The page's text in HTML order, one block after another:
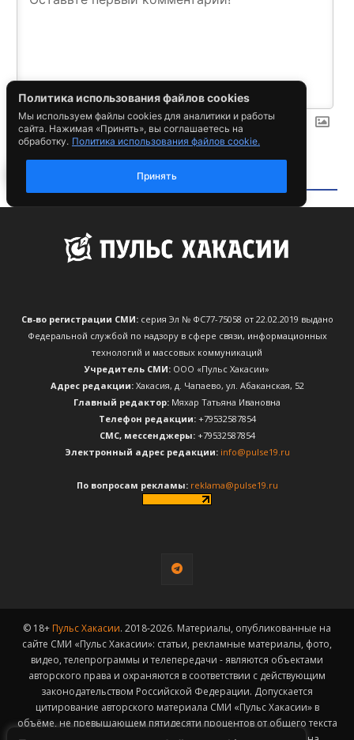
Св-во регистрации СМИ:серия Эл № ФС77-75058 от 22.02.2019 выдано
Федеральной службой по надзору в сфере связи, информационных
технологий и массовых коммуникаций
Учредитель СМИ: ООО «Пульс Хакасии»
Адрес редакции:Хакасия, д. Чапаево, ул. Абаканская, 52
Главный редактор: Мяхар Татьяна Ивановна
Телефон редакции:+79532587854
CМС, мессенджеры:+79532587854
Электронный адрес редакции: info@pulse19.ru
По вопросам рекламы: reklama@pulse19.ru
© 18+ Пульс Хакасии. 2018-2026. Материалы, опубликованные на
сайте СМИ «Пульс Хакасии»: статьи, рекламные материалы, фото,
видео, телепрограммы и телепередачи - являются объектами
авторского права и охраняются в соответствии с действующим
законодательством Российской Федерации. Допускается
цитирование авторского материала СМИ «Пульс Хакасии» в
объёме, не превышающем пятидесяти процентов от общего текста